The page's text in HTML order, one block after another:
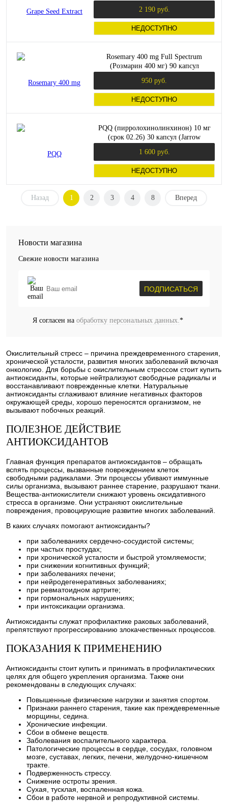
2 190 руб.
НЕДОСТУПНО
Rosemary 400 mg Full Spectrum
(Розмарин 400 мг) 90 капсул
950 руб.
НЕДОСТУПНО
PQQ (пирролохинолинхинон) 10 мг
(срок 02.26) 30 капсул (Jarrow
1 600 руб.
НЕДОСТУПНО
Назад 1 2 3 4 8 Вперед
Новости магазина
Свежие новости магазина
ПОДПИСАТЬСЯ
Я согласен на обработку персональных данных. *
Окислительный стресс – причина преждевременного старения,
хронической усталости, развития многих заболеваний включая
онкологию. Для борьбы с окислительным стрессом стоит купить
антиоксиданты, которые нейтрализуют свободные радикалы и
восстанавливают поврежденные клетки. Натуральные
антиоксиданты сглаживают влияние негативных факторов
окружающей среды, хорошо переносятся организмом, не
вызывают побочных реакций.
ПОЛЕЗНОЕ ДЕЙСТВИЕ
АНТИОКСИДАНТОВ
Главная функция препаратов антиоксидантов – обращать
вспять процессы, вызванные повреждением клеток
свободными радикалами. Эти процессы убивают иммунные
силы организма, вызывают раннее старение, разрушают ткани.
Вещества-антиокислители снижают уровень оксидативного
стресса в организме. Они устраняют окислительные
повреждения, провоцирующие развитие многих заболеваний.
В каких случаях помогают антиоксиданты?
при заболеваниях сердечно-сосудистой системы;
при частых простудах;
при хронической усталости и быстрой утомляемости;
при снижении когнитивных функций;
при заболеваниях печени;
при нейродегенеративных заболеваниях;
при ревматоидном артрите;
при гормональных нарушениях;
при интоксикации организма.
Антиоксиданты служат профилактике раковых заболеваний,
препятствуют прогрессированию злокачественных процессов.
ПОКАЗАНИЯ К ПРИМЕНЕНИЮ
Антиоксиданты стоит купить и принимать в профилактических
целях для общего укрепления организма. Также они
рекомендованы в следующих случаях:
Повышенные физические нагрузки и занятия спортом.
Признаки раннего старения, такие как преждевременные
морщины, седина.
Хронические инфекции.
Сбои в обмене веществ.
Заболевания воспалительного характера.
Патологические процессы в сердце, сосудах, головном
мозге, суставах, легких, печени, желудочно-кишечном
тракте.
Подверженность стрессу.
Снижение остроты зрения.
Сухая, тусклая, воспаленная кожа.
Сбои в работе нервной и репродуктивной системы.